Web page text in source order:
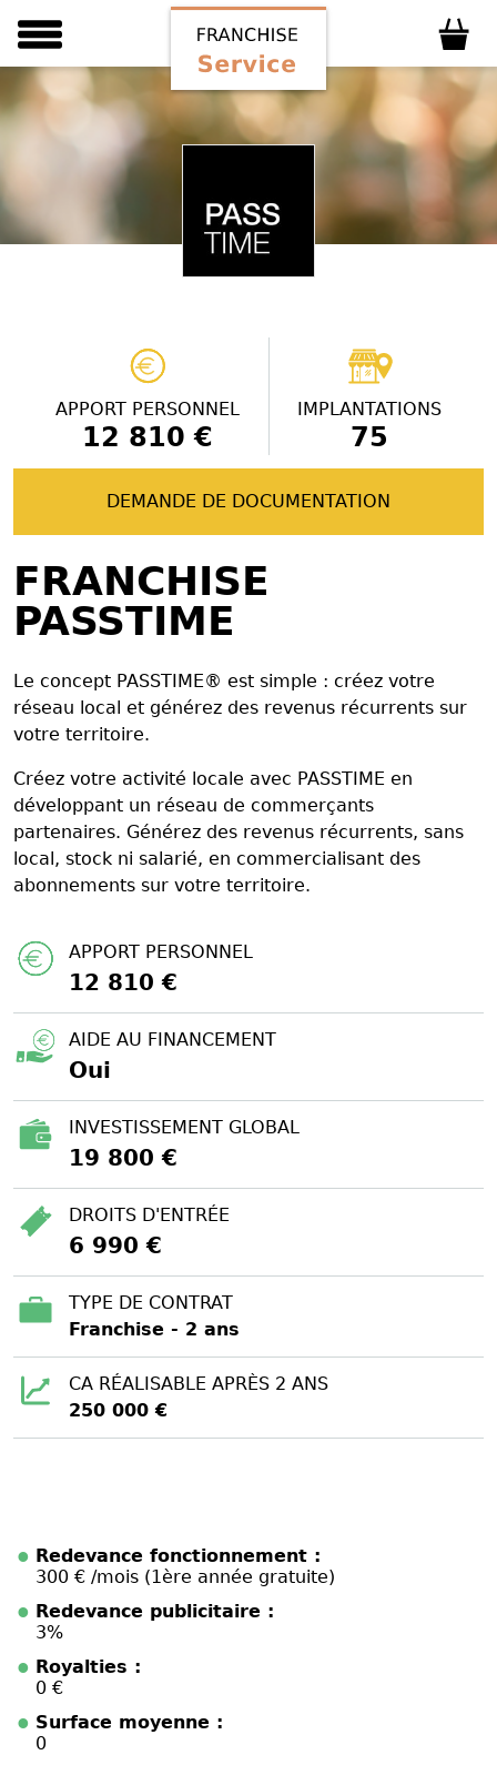
APPORT PERSONNEL
12 810 €
IMPLANTATIONS
75
DEMANDE DE DOCUMENTATION
FRANCHISE
PASSTIME
Le concept PASSTIME® est simple : créez votre
réseau local et générez des revenus récurrents sur
votre territoire.
Créez votre activité locale avec PASSTIME en
développant un réseau de commerçants
partenaires. Générez des revenus récurrents, sans
local, stock ni salarié, en commercialisant des
abonnements sur votre territoire.
APPORT PERSONNEL
12 810 €
AIDE AU FINANCEMENT
Oui
INVESTISSEMENT GLOBAL
19 800 €
DROITS D'ENTRÉE
6 990 €
TYPE DE CONTRAT
Franchise - 2 ans
CA RÉALISABLE APRÈS 2 ANS
250 000 €
Redevance fonctionnement :
300 € /mois (1ère année gratuite)
Redevance publicitaire :
3%
Royalties :
0 €
Surface moyenne :
0